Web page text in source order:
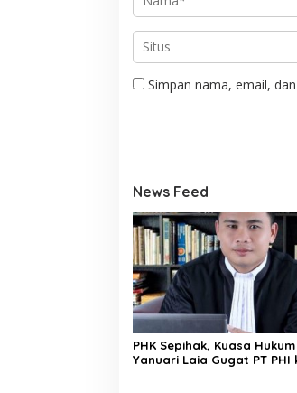
Simpan nama, email,
News Feed
PHK Sepihak, Kuasa Hukum
Yanuari Laia Gugat PT PHI